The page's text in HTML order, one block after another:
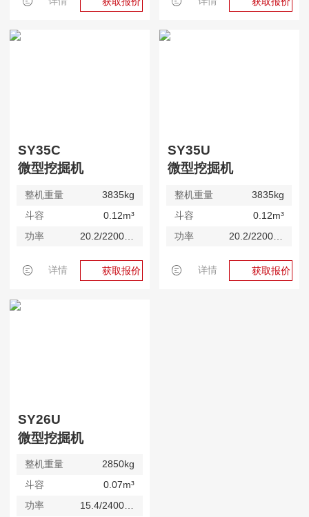
SY35C
微型挖掘机
整机重量
3835kg
斗容
0.12m³
功率
20.2/2200kW/rpm
详情 获取报价
SY35U
微型挖掘机
整机重量
3835kg
斗容
0.12m³
功率
详情 获取报价
SY26U
微型挖掘机
整机重量
2850kg
斗容
0.07m³
功率
15.4/2400kW/rpm